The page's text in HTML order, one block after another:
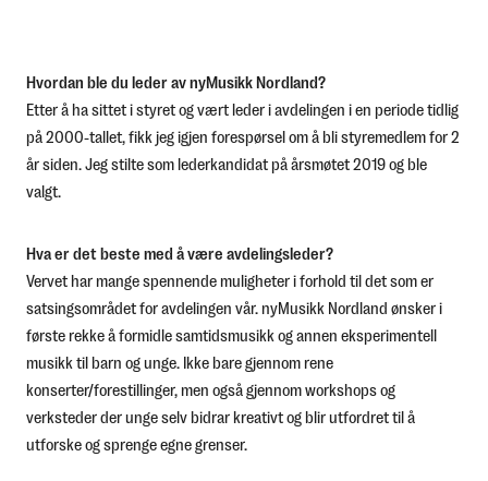
Hvordan ble du leder av nyMusikk Nordland?
Etter å ha sittet i styret og vært leder i avdelingen i en periode tidlig
på 2000-tallet, fikk jeg igjen forespørsel om å bli styremedlem for 2
år siden. Jeg stilte som lederkandidat på årsmøtet 2019 og ble
valgt.
Hva er det beste med å være avdelingsleder?
Vervet har mange spennende muligheter i forhold til det som er
satsingsområdet for avdelingen vår. nyMusikk Nordland ønsker i
første rekke å formidle samtidsmusikk og annen eksperimentell
musikk til barn og unge. Ikke bare gjennom rene
konserter/forestillinger, men også gjennom workshops og
verksteder der unge selv bidrar kreativt og blir utfordret til å
utforske og sprenge egne grenser.